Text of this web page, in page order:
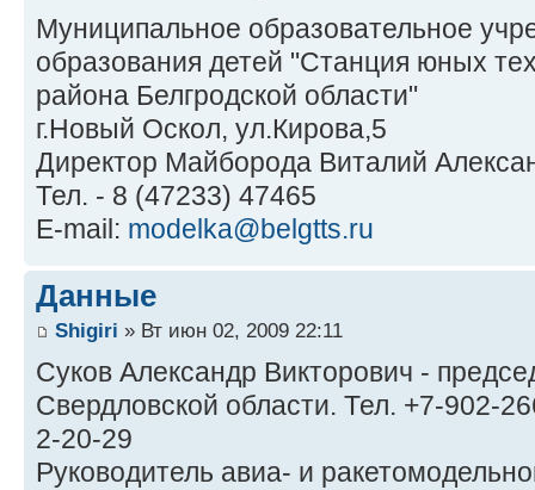
Муниципальное образовательное
образования детей "Станция юных
района Белгродской области"
г.Новый Оскол, ул.Кирова,5
Директор Майборода Виталий
Тел. - 8 (47233) 47465
E-mail: modelka@belgtts.ru
Данные
Shigiri » Вт июн 02, 2009 22:11
Суков Александр Викторович -
Свердловской области. Тел. +7-902-
2-20-29
Руководитель авиа- и